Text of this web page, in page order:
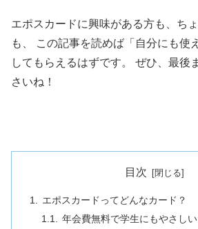
エポスカードに興味がある方も、ち
も、 この記事を読めば「自分にも使
してもらえるはずです。 ぜひ、最後
さいね！
目次
エポスカードってどんなカード？
年会費無料で学生にもやさし